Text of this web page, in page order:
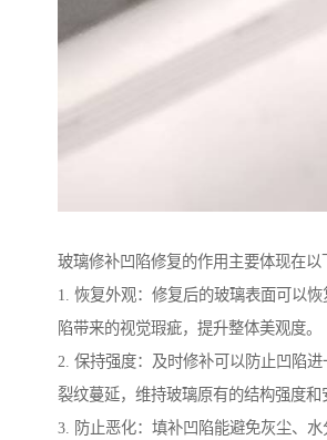
玻璃修补凹陷修复的作用主要体现在以
1. 恢复外观：修复后的玻璃表面可以恢
陷带来的视觉瑕疵，提升整体美观度。
2. 保持强度：及时修补可以防止凹陷
裂纹蔓延，维持玻璃原有的结构强度和
3. 防止恶化：填补凹陷能避免灰尘、